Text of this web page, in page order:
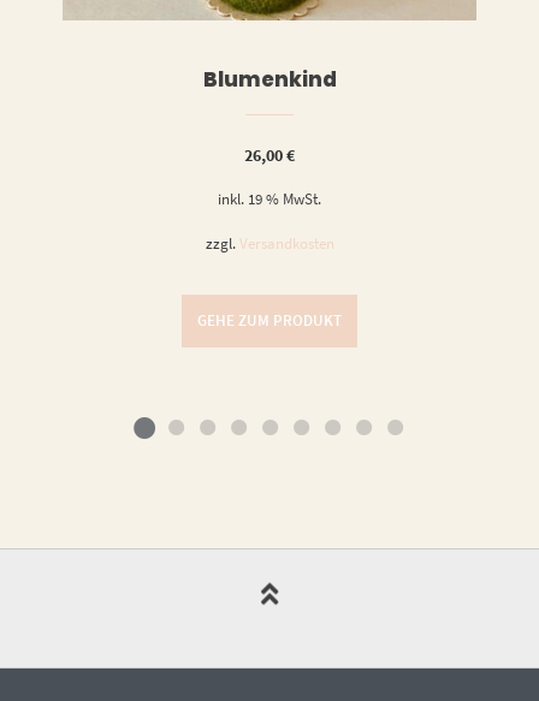
Blumenkind
26,00€
inkl. 19 % MwSt.
zzgl. Versandkosten
GEHE ZUM PRODUKT